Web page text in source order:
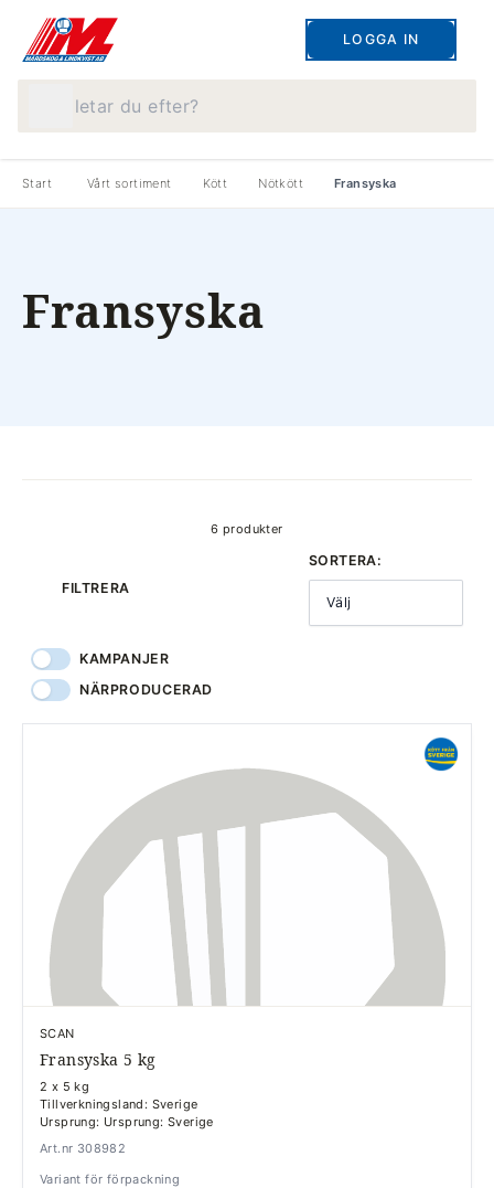
LOGGA IN
Start Vårt sortiment Kött Nötkött Fransyska
Fransyska
6 produkter
FILTRERA
SORTERA:
Välj
KAMPANJER
NÄRPRODUCERAD
SCAN
Fransyska 5 kg
2 x 5 kg
Tillverkningsland: Sverige
Ursprung: Ursprung: Sverige
Art.nr 308982
Variant för förpackning